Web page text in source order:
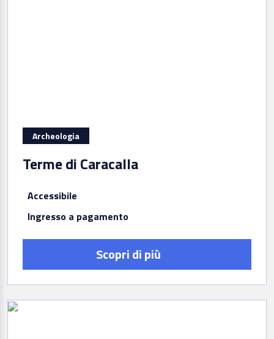
Archeologia
Terme di Caracalla
Accessibile
Ingresso a pagamento
Scopri di più